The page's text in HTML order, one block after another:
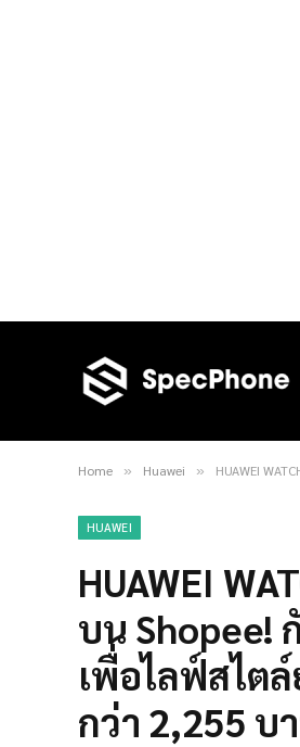
Home » Huawei » HUAWEI
HUAWEI
HUAWEI
บน Shopee!
เพื่อไลฟ์สไต
กว่า 2,255 บ